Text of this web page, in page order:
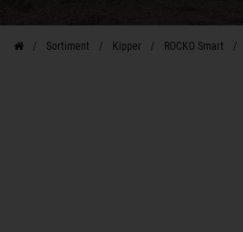
Sortiment Kipper ROCKO Smart